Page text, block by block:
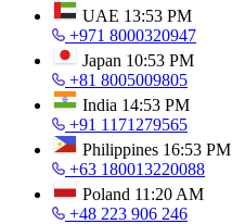
UAE 13:53 PM
+971 8000320947
Japan 10:53 PM
+81 8005009805
India 14:53 PM
+91 1171279565
Philippines 16:53 PM
+63 180013220088
Poland 11:20 AM
+48 223 906 246